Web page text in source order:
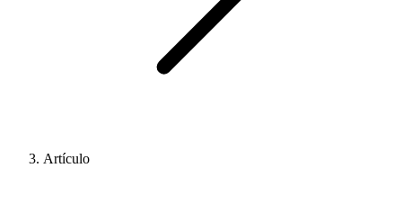
Artículo